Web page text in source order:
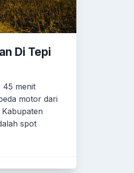
Di Tepi
45 menit
motor dari
spot